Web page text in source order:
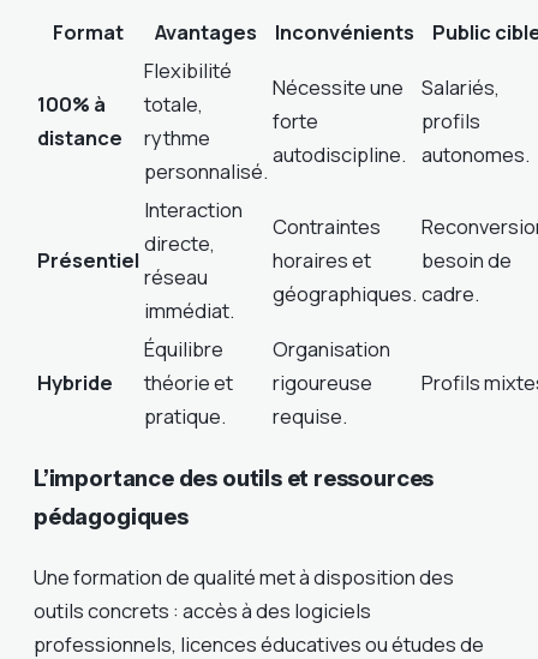
Format Avantages Inconvénients Public
100% à
distance
Flexibilité
totale,
rythme
personnalisé.
Nécessite une
forte
autodiscipline.
Salariés,
profils
autonomes.
Présentiel
Interaction
directe,
réseau
immédiat.
Contraintes
horaires et
géographiques.
besoin de
cadre.
Hybride
Équilibre
théorie et
pratique.
Organisation
rigoureuse
requise.
Profils
L’importance des outils et ressources
pédagogiques
Une formation de qualité met à disposition des
outils concrets : accès à des logiciels
professionnels, licences éducatives ou études de